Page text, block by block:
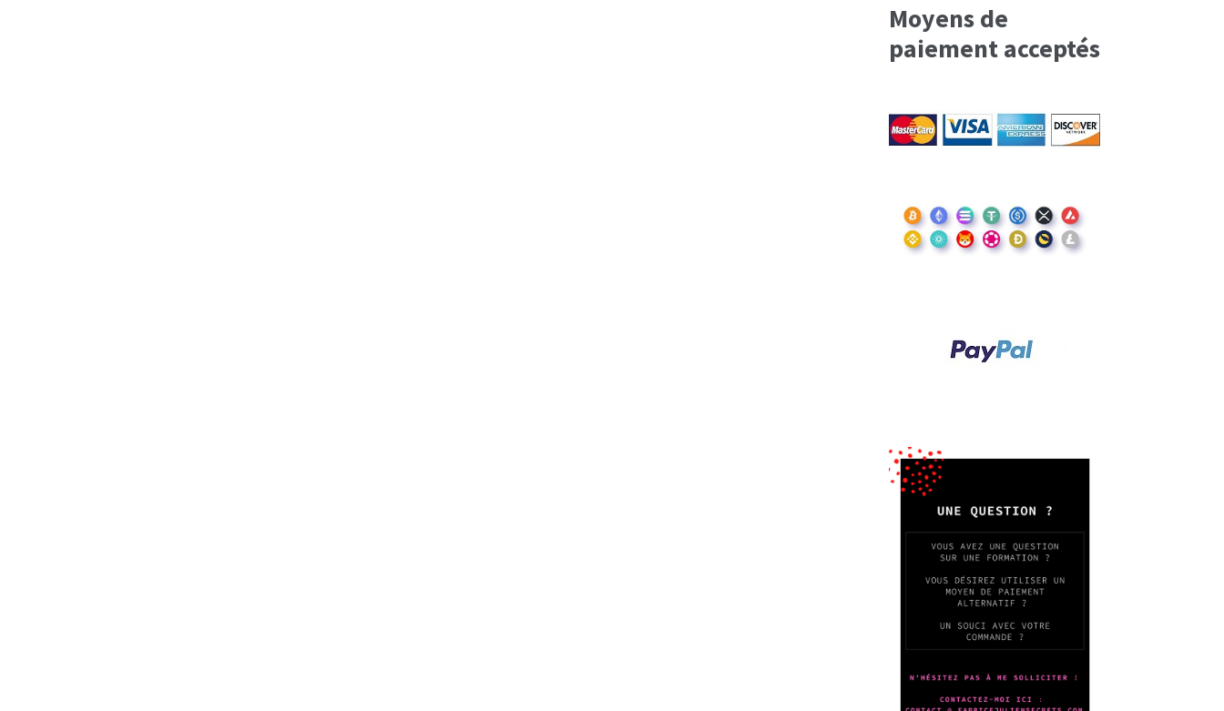
Moyens de
paiement acceptés